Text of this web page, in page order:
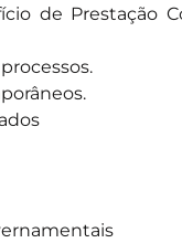
de Prestação